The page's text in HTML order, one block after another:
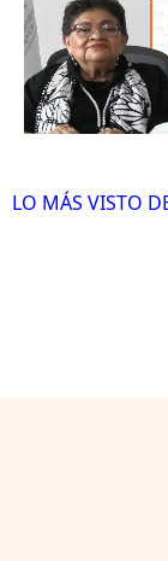
LO MÁS VISTO